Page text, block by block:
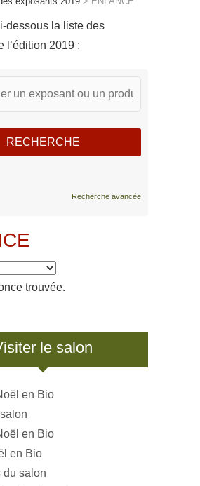
dessous la liste des
l’édition 2019 :
Recherche avancée
trouvée.
le salon
en Bio
en Bio
en Bio
du salon